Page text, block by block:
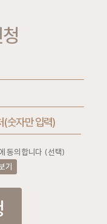
동의합니다 (선택)
기